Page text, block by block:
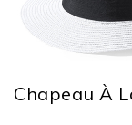
Chapeau À